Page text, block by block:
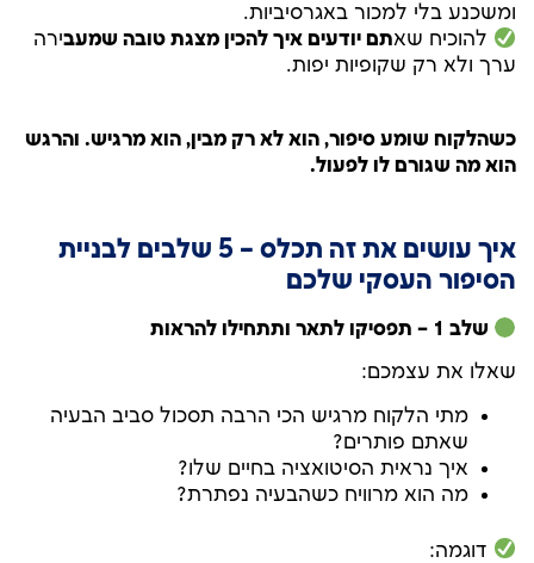
ומשכנע בלי למכור באגרסיביות.
להוכיח שאתם יודעים איך להכין מצגת טובה שמעבירה
ערך ולא רק שקופיות יפות.
כשהלקוח שומע סיפור, הוא לא רק מבין, הוא מרגיש. והרגש
הוא מה שגורם לו לפעול.
איך עושים את זה תכלס – 5 שלבים לבניית
הסיפור העסקי שלכם
שלב 1 – תפסיקו לתאר ותתחילו להראות
שאלו את עצמכם:
מתי הלקוח מרגיש הכי הרבה תסכול סביב הבעיה
שאתם פותרים?
איך נראית הסיטואציה בחיים שלו?
מה הוא מרוויח כשהבעיה נפתרת?
דוגמה: